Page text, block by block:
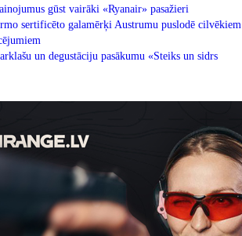
gūst vairāki «Ryanair» pasažieri
sertificēto galamērķi Austrumu puslodē cilvēkiem
un degustāciju pasākumu «Steiks un sidrs